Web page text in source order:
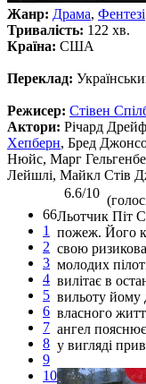
Жанр: Драма, Фентезі
Тривалість: 122 хв.
Країна: США
Переклад:
Режисер: Стівен
Актори: Річард
Хепберн, Бред
Нюйс, Марг
Лейшлі, Майкл Стів
66
1
2
3
4
5
6
7
8
9
10
6.6/10
Льотчик Піт
пожеж. Його
свою
молодих
вилітає в
вильоту йому
власного
ангел
у вигляді